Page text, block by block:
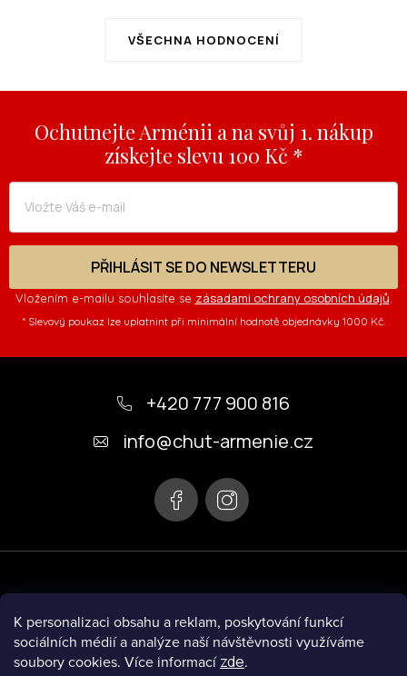
K personalizaci obsahu a reklam, poskytování funkcí
sociálních médií a analýze naší návštěvnosti využíváme
soubory cookies. Více informacízde.
VŠECHNA HODNOCENÍ
Ochutnejte Arménii a na svůj 1. nákup
získejte slevu 100 Kč *
Vložením e-mailu souhlasíte se zásadami ochrany osobních údajů
PŘIHLÁSIT SE DO NEWSLETTERU
* Slevový poukaz lze uplatnint při minimální hodnotě objednávky 1000 Kč.
+420 777 900 816
info@chut-armenie.cz